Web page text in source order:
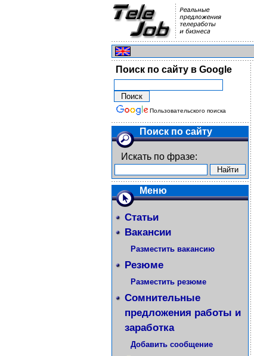
Поиск по сайту в Google
Пользовательского поиска
Поиск по сайту
Искать по фразе:
Меню
Статьи
Вакансии
Разместить вакансию
Резюме
Разместить резюме
Сомнительные
предложения работы и
заработка
Добавить сообщение